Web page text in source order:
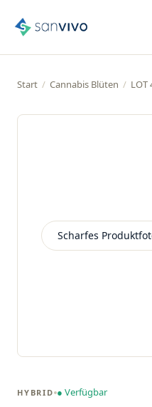
Start / Cannabis Blüten / LOT
Scharfes
HYBRID ● Verfügbar